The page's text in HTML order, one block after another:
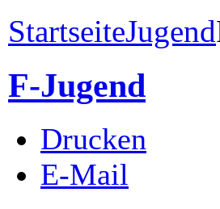
StartseiteJugend
F-Jugend
Drucken
E-Mail